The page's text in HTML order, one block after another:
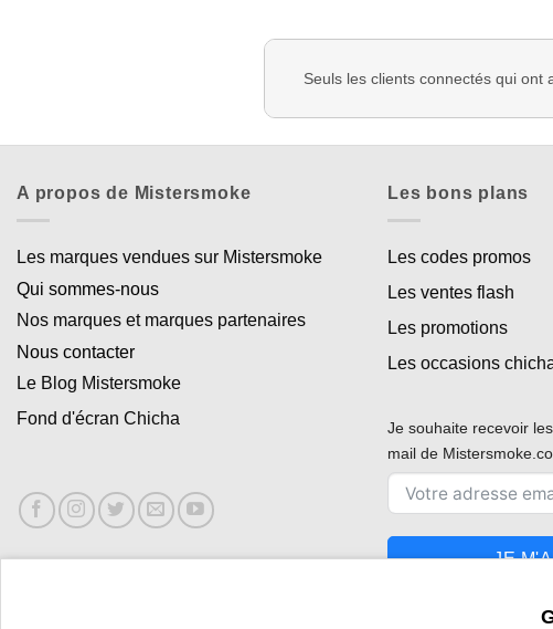
Seuls les clients connectés qui ont
A propos de Mistersmoke
Les marques vendues sur Mistersmoke
Qui sommes-nous
Nos marques et marques partenaires
Nous contacter
Le Blog Mistersmoke
Fond d'écran Chicha
Les bons plans
Les codes promos
Les ventes flash
Les promotions
Les occasions
Je souhaite recevoir
mail de
JE